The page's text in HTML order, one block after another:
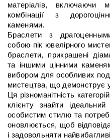
матеріалів, включаючи
комбінації з
каменями.
Браслети з
собою пік ювелірного
браслети, прикрашені
та іншими цінними
вибором для особливих
мистецтва, що демонструє
Ця різноманітність
клієнту знайти ідеальний
особистим стилю та
оновлюється, щоб
і задовольняти